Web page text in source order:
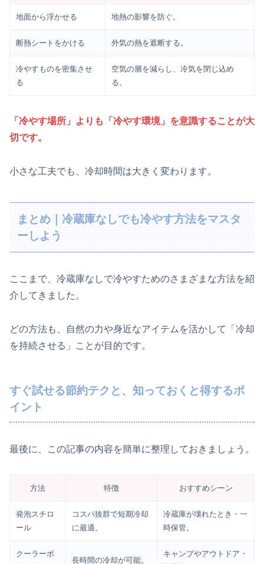
地面から浮かせる 地熱の影響を防ぐ。
断熱シートをかける 外気の熱を遮断する。
冷やすものを密集させ
る
空気の層を減らし、冷気を閉じ込め
る。
「冷やす場所」よりも「冷やす環境」を意識することが大
切です。
小さな工夫でも、冷却時間は大きく変わります。
まとめ｜冷蔵庫なしでも冷やす方法をマスタ
ーしよう
ここまで、冷蔵庫なしで冷やすためのさまざまな方法を紹
介してきました。
どの方法も、自然の力や身近なアイテムを活かして「冷却
を持続させる」ことが目的です。
すぐ試せる節約テクと、知っておくと得するポ
イント
最後に、この記事の内容を簡単に整理しておきましょう。
方法 特徴 おすすめシーン
発泡スチロ
ール
コスパ抜群で短期冷却
に最適。
冷蔵庫が壊れたとき・一
時保管。
クーラーボ
長時間の冷却が可能。
キャンプやアウトドア・